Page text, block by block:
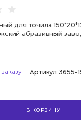
для точила
абразивный
Артикул 3655-
В КОРЗИНУ